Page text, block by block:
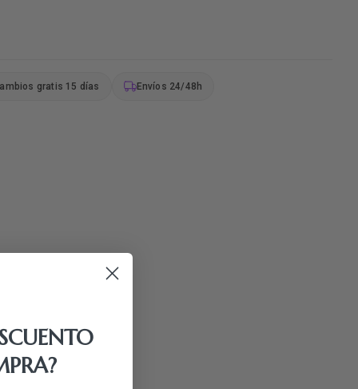
gratis 15 días Envíos 24/48h